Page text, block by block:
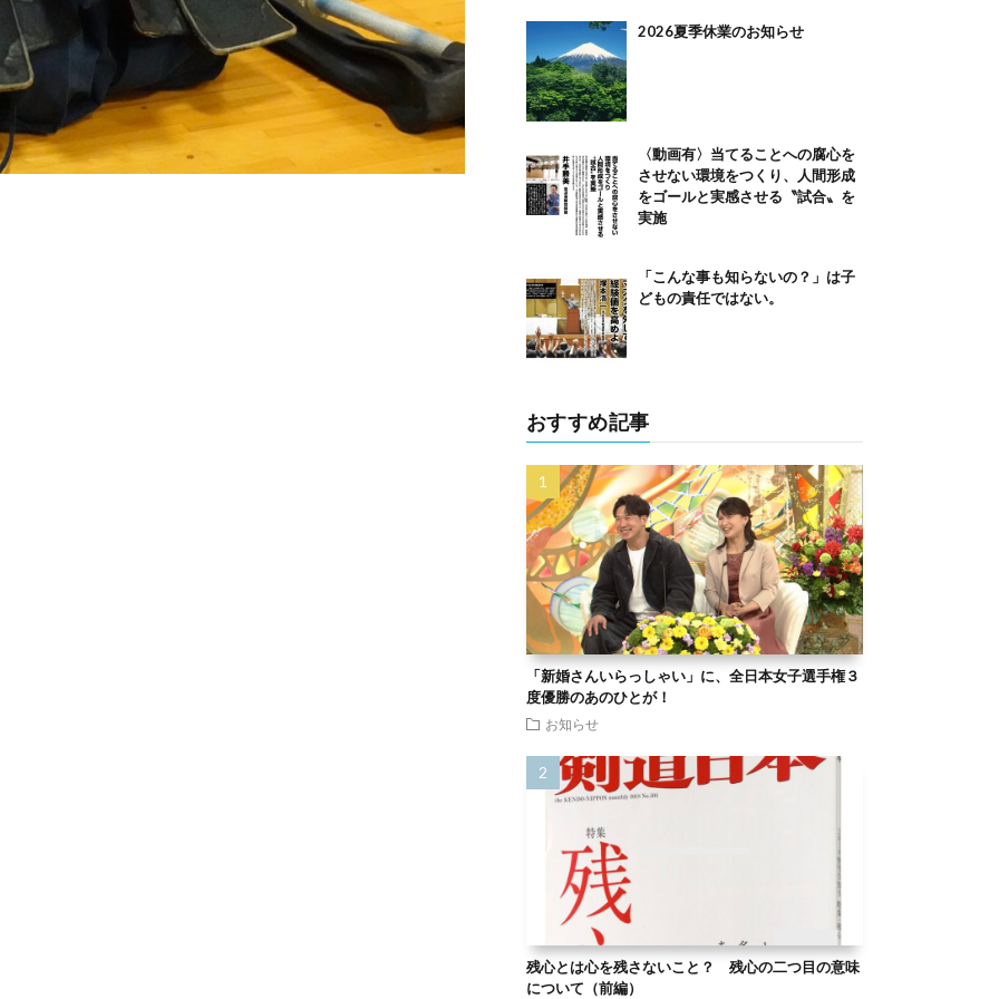
2026夏季休業のお知らせ
〈動画有〉当てることへの腐心を
させない環境をつくり、人間形成
をゴールと実感させる〝試合〟を
実施
「こんな事も知らないの？」は子
どもの責任ではない。
おすすめ記事
「新婚さんいらっしゃい」に、全日本女子選手権３
度優勝のあのひとが！
お知らせ
残心とは心を残さないこと？ 残心の二つ目の意味
について（前編）